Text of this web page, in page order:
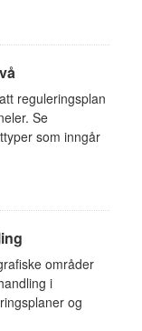
reguleringsplan
Se
som inngår
områder
i
og